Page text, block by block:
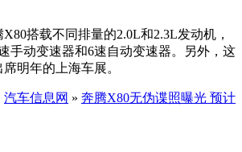
搭载不同排量的2.0L和2.3L发动机，
手动变速器和6速自动变速器。另外，这
明年的上海车展。
汽车信息网 » 奔腾X80无伪谍照曝光 预计